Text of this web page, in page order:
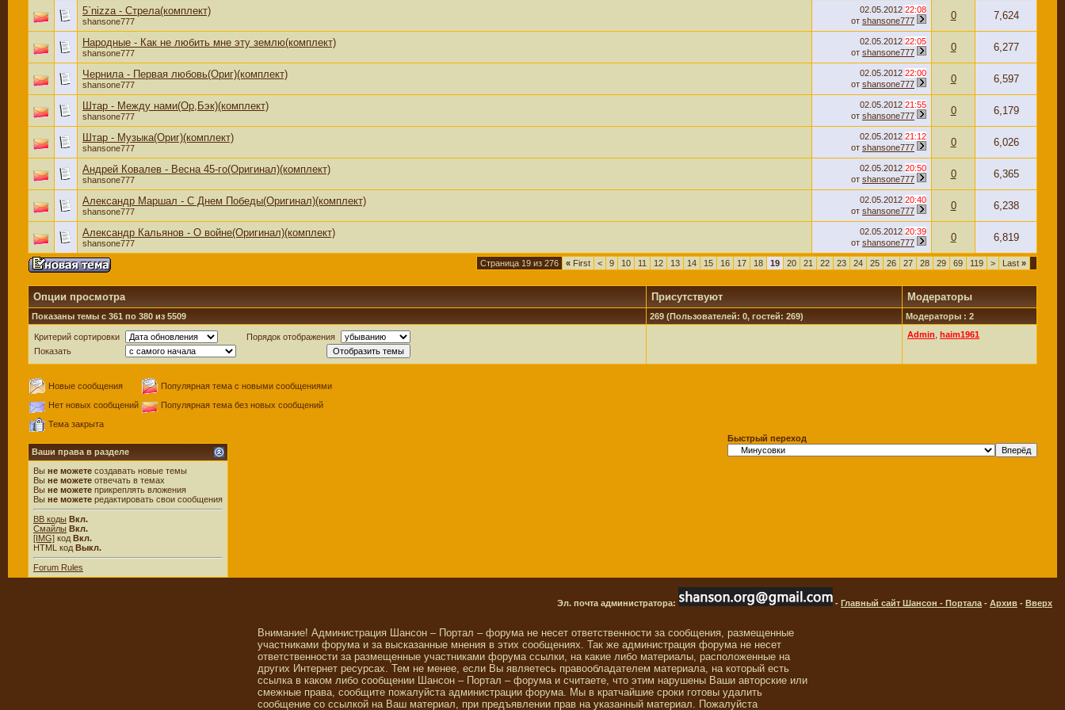
5`nizza - Стрела(комплект)
shansone777
02.05.2012 22:08
от shansone777 0 7,624
Народные - Как не любить мне эту землю(комплект)
shansone777
02.05.2012 22:05
от shansone777 0 6,277
Чернила - Первая любовь(Ориг)(комплект)
shansone777
02.05.2012 22:00
от shansone777 0 6,597
Штар - Между нами(Ор,Бэк)(комплект)
shansone777
02.05.2012 21:55
от shansone777 0 6,179
Штар - Музыка(Ориг)(комплект)
shansone777
02.05.2012 21:12
от shansone777 0 6,026
Андрей Ковалев - Весна 45-го(Оригинал)(комплект)
shansone777
02.05.2012 20:50
от shansone777 0 6,365
Александр Маршал - С Днем Победы(Оригинал)(комплект)
shansone777
02.05.2012 20:40
от shansone777 0 6,238
Александр Кальянов - О войне(Оригинал)(комплект)
shansone777
02.05.2012 20:39
от shansone777 0 6,819
Страница 19 из 276 « First < 9 10 11 12 13 14 15 16 17 18 19 20 21 22 23 24 25 26 27 28 29 69 119 > Last »
Опции просмотра Присутствуют Модераторы
Показаны темы с 361 по 380 из 5509 269 (Пользователей: 0, гостей: 269) Модераторы : 2
Критерий сортировки
Порядок отображения
Показать
Admin haim1961
Новые сообщения
Популярная тема с новыми сообщениями
Нет новых сообщений
Популярная тема без новых сообщений
Тема закрыта
Ваши права в разделе
Вы не можете создавать новые темы
Вы не можете отвечать в темах
Вы не можете прикреплять вложения
Вы не можете редактировать свои сообщения
BB коды Вкл.
Смайлы Вкл.
[IMG] код Вкл.
HTML код Выкл.
Forum Rules
Быстрый переход
Эл. почта администратора: - Главный сайт Шансон - Портала - Архив - Вверх
Внимание! Администрация Шансон – Портал – форума не несет ответственности за сообщения, размещенные
участниками форума и за высказанные мнения в этих сообщениях. Так же администрация форума не несет
ответственности за размещенные участниками форума ссылки, на какие либо материалы, расположенные на
других Интернет ресурсах. Тем не менее, если Вы являетесь правообладателем материала, на который есть
ссылка в каком либо сообщении Шансон – Портал – форума и считаете, что этим нарушены Ваши авторские или
смежные права, сообщите пожалуйста администрации форума. Мы в кратчайшие сроки готовы удалить
сообщение со ссылкой на Ваш материал, при предъявлении прав на указанный материал. Пожалуйста